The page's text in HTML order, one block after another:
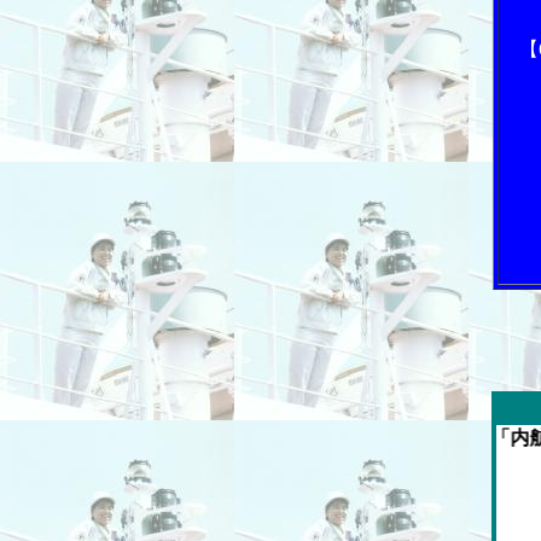
今週の「内航海運新